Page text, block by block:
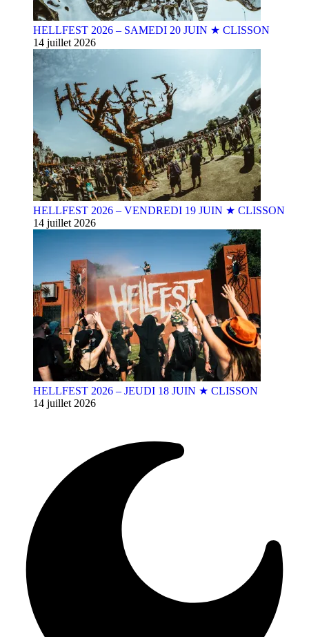
HELLFEST 2026 – SAMEDI 20 JUIN ★ CLISSON
14 juillet 2026
HELLFEST 2026 – VENDREDI 19 JUIN ★ CLISSON
14 juillet 2026
HELLFEST 2026 – JEUDI 18 JUIN ★ CLISSON
14 juillet 2026